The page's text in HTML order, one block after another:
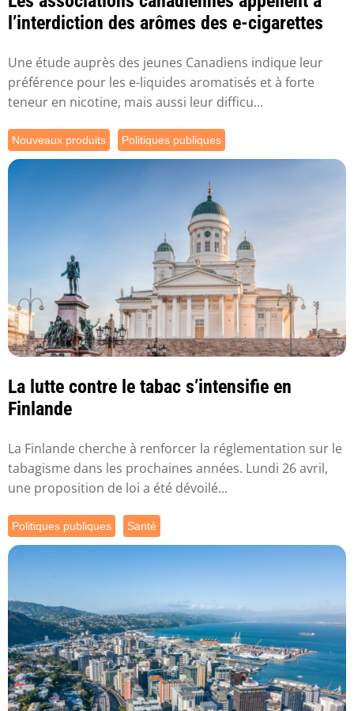
l’interdiction des arômes des e-cigarettes
Une étude auprès des jeunes Canadiens indique leur
préférence pour les e-liquides aromatisés et à forte
teneur en nicotine, mais aussi leur difficu...
Nouveaux produits Politiques publiques
La lutte contre le tabac s’intensifie en
Finlande
La Finlande cherche à renforcer la réglementation sur le
tabagisme dans les prochaines années. Lundi 26 avril,
une proposition de loi a été dévoilé...
Politiques publiques Santé